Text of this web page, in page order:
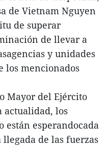
de Vietnam Nguyen
de superar
de llevar a
y unidades
los mencionados
Mayor del Ejército
actualidad, los
están esperandocada
de las fuerzas